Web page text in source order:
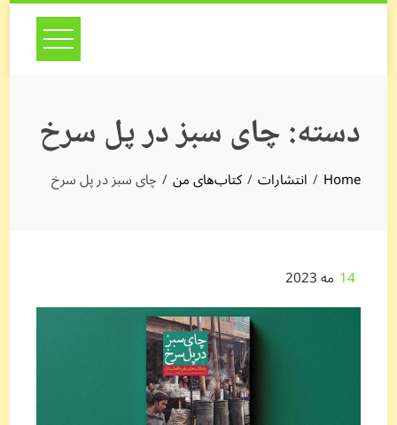
Skip
دسته:چای سبز در پل سرخ
Home انتشارات کتاب‌های من چای سبز در پل سرخ
14 مه 2023